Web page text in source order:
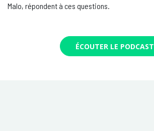
Malo, répondent à ces questions.
ÉCOUTER LE PODCAST